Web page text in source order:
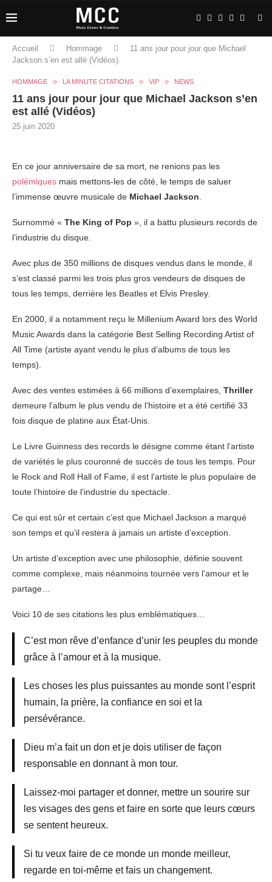
Accueil Hommage
11 ans jour pour jour que Michael
Jackson s’en est allé (Vidéos)
HOMMAGE LA MINUTE CITATIONS VIP NEWS
11 ans jour pour jour que Michael Jackson s’en
est allé (Vidéos)
25 juin 2020
En ce jour anniversaire de sa mort, ne renions pas les
polémiques mais mettons-les de côté, le temps de saluer
l’immense œuvre musicale de Michael Jackson
Surnommé « The King of Pop », il a battu plusieurs records de
l’industrie du disque.
Avec plus de 350 millions de disques vendus dans le monde, il
s’est classé parmi les trois plus gros vendeurs de disques de
tous les temps, derrière les Beatles et Elvis Presley.
En 2000, il a notamment reçu le Millenium Award lors des World
Music Awards dans la catégorie Best Selling Recording Artist of
All Time (artiste ayant vendu le plus d’albums de tous les
temps).
Avec des ventes estimées à 66 millions d’exemplaires, Thriller
demeure l’album le plus vendu de l’histoire et a été certifié 33
fois disque de platine aux État-Unis.
Le Livre Guinness des records le désigne comme étant l’artiste
de variétés le plus couronné de succès de tous les temps. Pour
le Rock and Roll Hall of Fame, il est l’artiste le plus populaire de
toute l’histoire de l’industrie du spectacle.
Ce qui est sûr et certain c’est que Michael Jackson a marqué
son temps et qu’il restera à jamais un artiste d’exception.
Un artiste d’exception avec une philosophie, définie souvent
comme complexe, mais néanmoins tournée vers l’amour et le
partage…
Voici 10 de ses citations les plus emblématiques…
C’est mon rêve d’enfance d’unir les peuples du monde
grâce à l’amour et à la musique.
Les choses les plus puissantes au monde sont l’esprit
humain, la prière, la confiance en soi et la
persévérance.
Dieu m’a fait un don et je dois utiliser de façon
responsable en donnant à mon tour.
Laissez-moi partager et donner, mettre un sourire sur
les visages des gens et faire en sorte que leurs cœurs
se sentent heureux.
Si tu veux faire de ce monde un monde meilleur,
regarde en toi-même et fais un changement.